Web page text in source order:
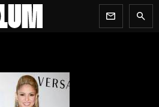
newsletter search